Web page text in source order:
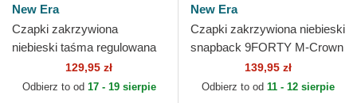
New Era
Czapki zakrzywiona
niebieski taśma regulowana
9FORTY Floral Icon Los
Angeles Dodgers MLB New
129,95 zł
Odbierz to od 17 - 19 sierpie
New Era
Czapki zakrzywiona niebieski
snapback 9FORTY M-Crown
Player Replica New York
Mets MLB New Era
139,95 zł
Odbierz to od 11 - 12 sierpie